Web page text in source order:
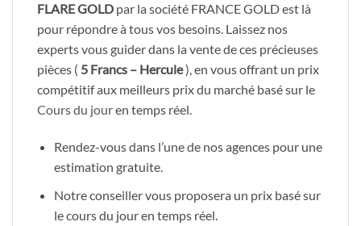
FLARE GOLD par la société FRANCE GOLD est là
pour répondre à tous vos besoins. Laissez nos
experts vous guider dans la vente de ces précieuses
pièces ( 5 Francs – Hercule), en vous offrant un prix
compétitif aux meilleurs prix du marché basé sur le
Cours du jouren temps réel.
Rendez-vous dans l’une de nos agences pour une
estimation gratuite.
Notre conseiller vous proposera un prix basé sur
le cours du jour en temps réel.